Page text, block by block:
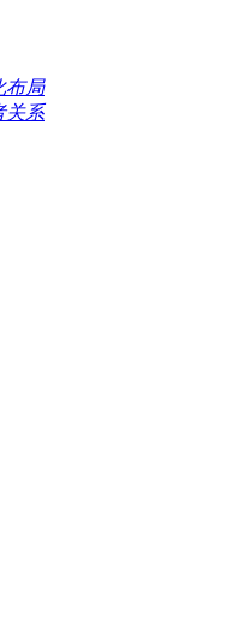
布局
关系